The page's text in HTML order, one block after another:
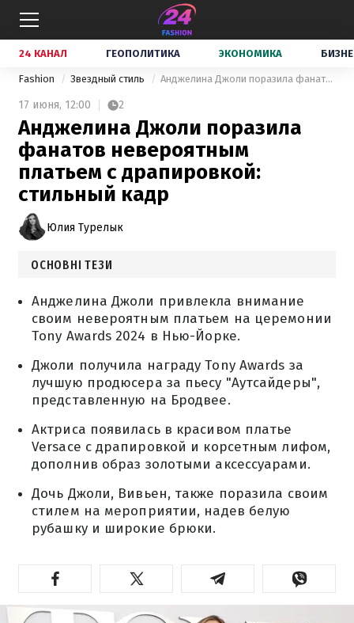
24 КАНАЛ ГЕОПОЛИТИКА ЭКОНОМИКА
Fashion Звездный стиль Анджелина Джоли поразила фанатов невероятным платьем с драпировкой: стильный кадр
17 июня, 12:00 2
Анджелина Джоли поразила
фанатов невероятным
платьем с драпировкой:
стильный кадр
Юлия Турелык
ОСНОВНІ ТЕЗИ
Анджелина Джоли привлекла внимание
своим невероятным платьем на церемонии
Tony Awards 2024 в Нью-Йорке.
Джоли получила награду Tony Awards за
лучшую продюсера за пьесу "Аутсайдеры",
представленную на Бродвее.
Актриса появилась в красивом платье
Versace с драпировкой и корсетным лифом,
дополнив образ золотыми аксессуарами.
Дочь Джоли, Вивьен, также поразила своим
стилем на мероприятии, надев белую
рубашку и широкие брюки.